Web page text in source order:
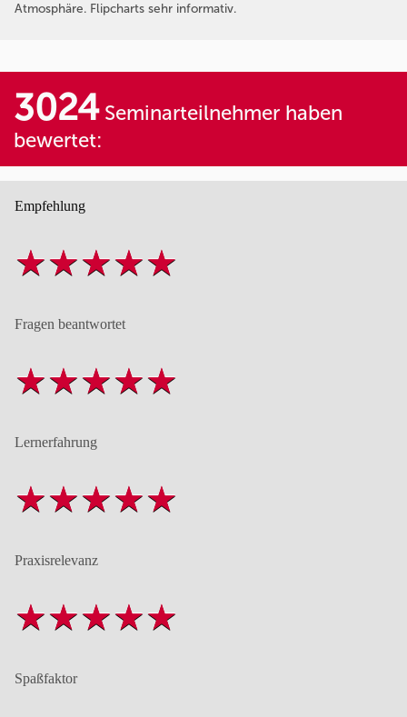
Atmosphäre. Flipcharts sehr informativ.
3024Seminarteilnehmer haben
bewertet:
Empfehlung
Fragen beantwortet
Lernerfahrung
Praxisrelevanz
Spaßfaktor